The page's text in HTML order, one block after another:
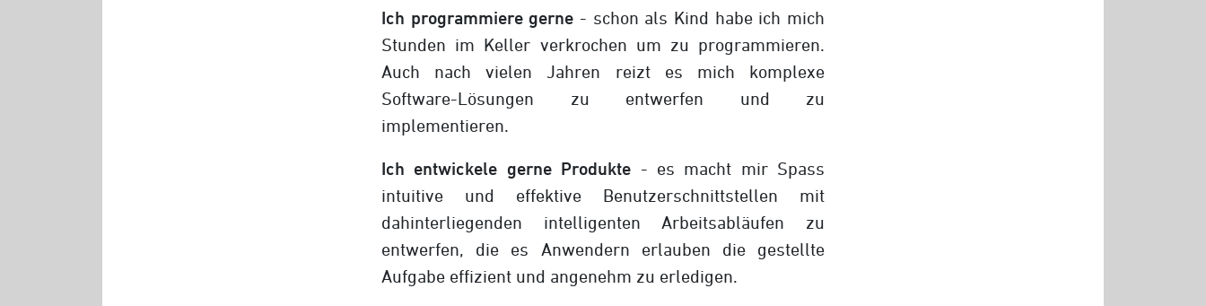
Ich programmiere gerne - schon als Kind habe ich mich
Stunden im Keller verkrochen um zu programmieren.
Auch nach vielen Jahren reizt es mich komplexe
Software-Lösungen zu entwerfen und zu
implementieren.
Ich entwickele gerne Produkte - es macht mir Spass
intuitive und effektive Benutzerschnittstellen mit
dahinterliegenden intelligenten Arbeitsabläufen zu
entwerfen, die es Anwendern erlauben die gestellte
Aufgabe effizient und angenehm zu erledigen.